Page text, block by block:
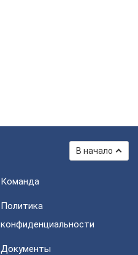
В начало
Команда
Политика
конфиденциальности
Документы